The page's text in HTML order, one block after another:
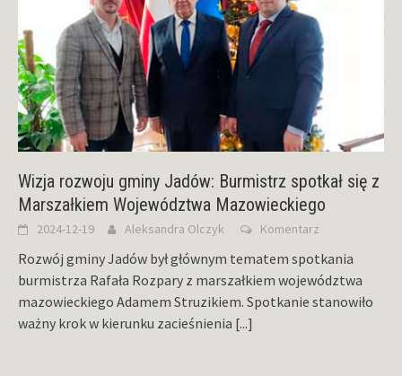
Wizja rozwoju gminy Jadów: Burmistrz spotkał się z
Marszałkiem Województwa Mazowieckiego
2024-12-19 Aleksandra Olczyk Komentarz
Rozwój gminy Jadów był głównym tematem spotkania
burmistrza Rafała Rozpary z marszałkiem województwa
mazowieckiego Adamem Struzikiem. Spotkanie stanowiło
ważny krok w kierunku zacieśnienia [...]